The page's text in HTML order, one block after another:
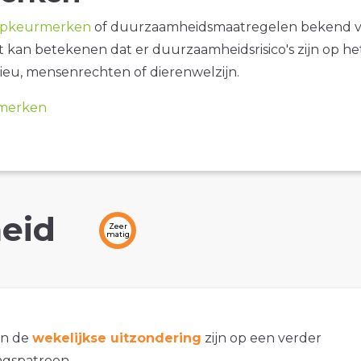
of duurzaamheidsmaatregelen bekend
kan betekenen dat er duurzaamheidsrisico's zijn op
mensenrechten of dierenwelzijn.
Zeer
matig
de wekelijkse uitzondering zijn op een verder